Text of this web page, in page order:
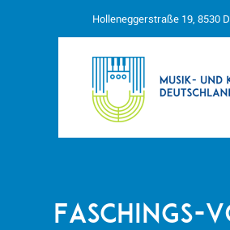
Holleneggerstraße 19, 8530
Faschings-